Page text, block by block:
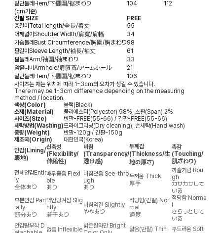
밑단둘레Hem/下擺圍/裾まわり 104
112
(cm기준)
긴팔 SIZE
FREE
총길이Total length/全長/着丈
55
어깨넓이Shoulder Width/肩寬/肩幅
34
가슴둘레Bust Circumference/胸圍/胸まわり98
팔길이Sleeve Length/袖長/袖丈
61
팔둘레Arm/袖圍/袖まわり
33
암홀너비Armhole/肩腋寬/アームホール
21
밑단둘레Hem/下擺圍/裾まわり
106
사이즈는 재는 위치에 따라 1~3cm의 오차가 생길 수 있습니다.
There may be 1~3cm difference depending on the measuring
method / location.
색상(Color)
블랙(Black)
소재(Material)
폴리에스터(Polyester) 98%, 스판(Span) 2%
사이즈(Size)
반팔-FREE(55-66) / 긴팔-FREE(55-66)
세탁방법(Washing)드라이크리닝(Dry cleaning), 손세탁(Hand wash)
중량(Weight)
반팔-120g / 긴팔-150g
제조국(Origin)
대한민국(Korea)
안감(Lining/
裏地)
신축성
(Flexibility/
伸縮性)
비침
(Transparency/
透け感)
두께감
(Thickness/生
地の厚さ)
촉감
(Touching/
肌ざわり)
전체안감Entir
ly
全体あり
매우좋음 Flexi
ble
あり
비침있음 See-thro
ugh
あり
두꺼움 Thick
厚手
까슬거림 Rou
gh
カサカサして
いる
부분안감 Part
ially
部分あり
약간당겨짐 Slig
htly
若干あり
비침약간 Slightly
ややあり
적당함(긴팔) Nor
mal
適度
적당함 Norma
l
さらっとして
いる
안감탈부착 D
없음 Inflexible
밝은칼라만 Bright 얇음(반팔) Thin
부드러움 Soft